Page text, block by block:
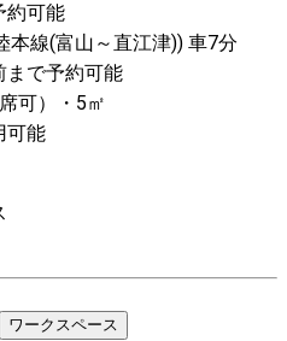
約可能
本線(富山～直江津)) 車7分
まで予約可能
可）・5㎡
可能
ワークスペース